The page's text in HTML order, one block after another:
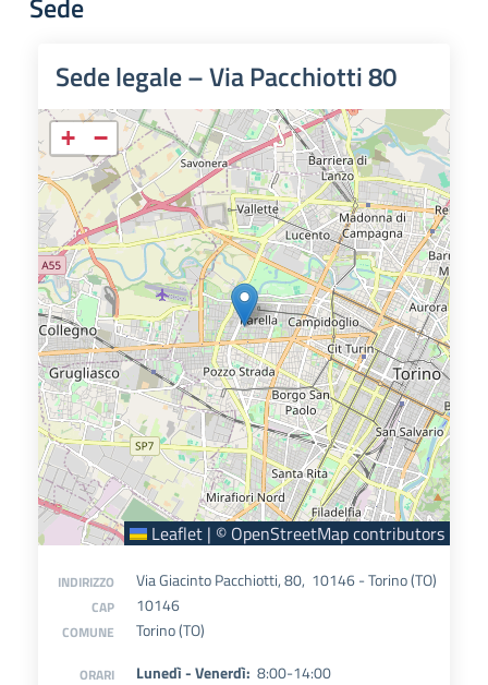
Sede legale – Via Pacchiotti 80
+ −
Leaflet | © OpenStreetMapcontributors
INDIRIZZO Via Giacinto Pacchiotti, 80, 10146 - Torino (TO)
CAP 10146
COMUNE Torino (TO)
ORARI Lunedì - Venerdì: 8:00-14:00